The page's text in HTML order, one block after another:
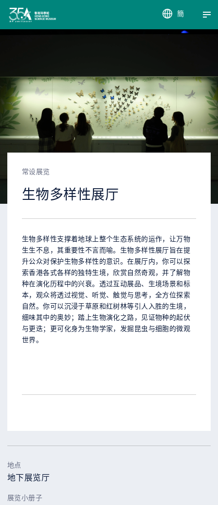
簡 繁
常设展览
生物多样性展厅
生物多样性支撑着地球上整个生态系统的运作，让万物
生生不息，其重要性不言而喻。生物多样性展厅旨在提
升公众对保护生物多样性的意识。在展厅内，你可以探
索香港各式各样的独特生境，欣赏自然奇观，并了解物
种在演化历程中的兴衰。透过互动展品、生境场景和标
本，观众将透过视觉、听觉、触觉与思考，全方位探索
自然。你可以沉浸于草原和红树林等引人入胜的生境，
细味其中的奥妙；踏上生物演化之路，见证物种的起伏
与更迭；更可化身为生物学家，发掘昆虫与细胞的微观
世界。
地点
地下展览厅
展览小册子